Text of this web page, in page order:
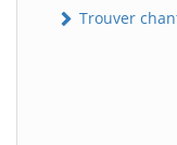
Trouver